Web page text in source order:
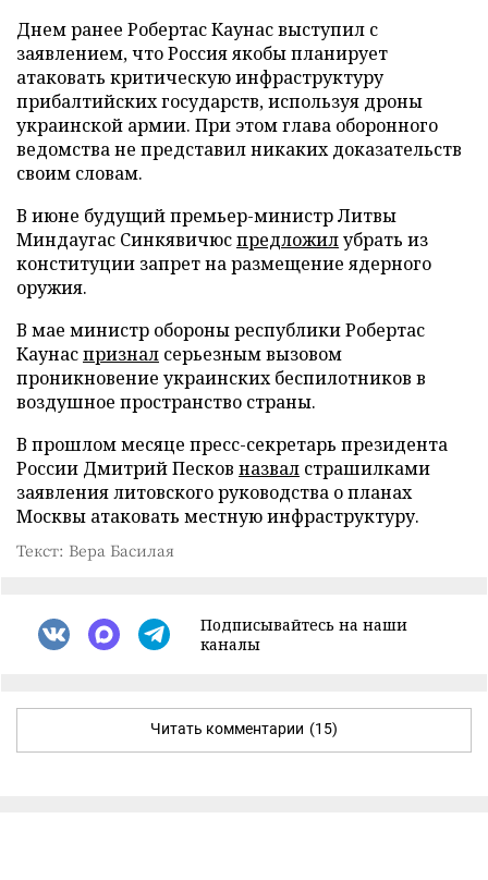
Днем ранее Робертас Каунас выступил с
заявлением, что Россия якобы планирует
атаковать критическую инфраструктуру
прибалтийских государств, используя дроны
украинской армии. При этом глава оборонного
ведомства не представил никаких доказательств
своим словам.
В июне будущий премьер-министр Литвы
Миндаугас Синкявичюспредложилубрать из
конституции запрет на размещение ядерного
оружия.
В мае министр обороны республики Робертас
Каунаспризнал серьезным вызовом
проникновение украинских беспилотников в
воздушное пространство страны.
В прошлом месяце пресс-секретарь президента
России Дмитрий Песков назвал страшилками
заявления литовского руководства о планах
Москвы атаковать местную инфраструктуру.
Текст: Вера Басилая
Подписывайтесь на наши
каналы
Читать комментарии (15)